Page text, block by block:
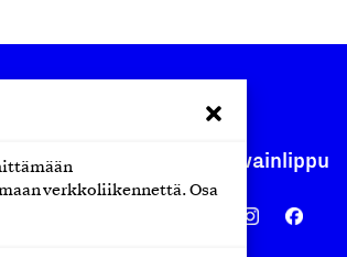
verkkoliikennettä. Osa
työ ry Avainlippu